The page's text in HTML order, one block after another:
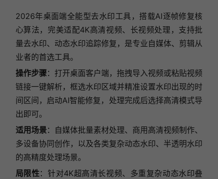
2026年桌面端全能型去水印工具，搭载AI逐帧修复核
心算法，完美适配4K高清视频、长视频处理，支持批
量去水印、动态水印追踪修复，是专业自媒体、剪辑从
业者的首选工具。
操作步骤：打开桌面客户端，拖拽导入视频或粘贴视频
链接一键解析，框选水印区域并精准设置水印出现的时
间区间，启动AI智能修复，处理完成后选择高清模式导
出即可。
适用场景：自媒体批量素材处理、商用高清视频制作、
多设备协同创作，以及各类复杂动态水印、半透明水印
的高精度处理场景。
局限性：针对4K超高清长视频、多重复杂动态水印叠